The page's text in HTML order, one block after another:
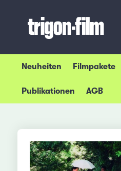
Neuheiten Filmpakete
Publikationen AGB